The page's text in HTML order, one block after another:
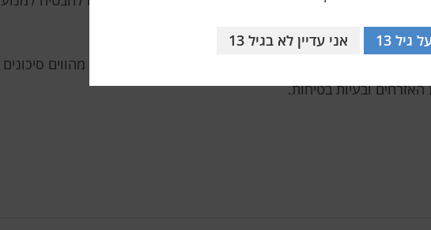
גיל 13 אני עדיין לא בגיל 13
ניתנות לאכיפה בפועל.
רגיש. עם זאת, חוסר הבהירות בכללים והדרישות הגבוהות מהווים סיכונים
האזרחים ובעיות בטיחות.